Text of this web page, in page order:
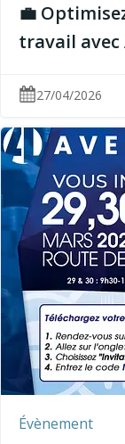
💼
travail avec
27/04/2026
Évènement